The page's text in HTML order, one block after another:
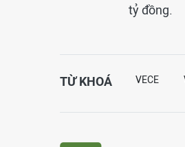
tỷ đồng.
TỪ KHOÁ VECE